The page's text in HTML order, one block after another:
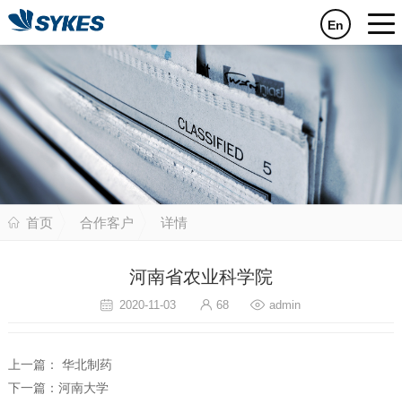
En
首页 合作客户 详情
河南省农业科学院
2020-11-03 68 admin
上一篇：
华北制药
下一篇： 河南大学